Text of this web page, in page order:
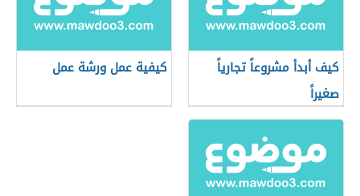
كيف أبدأ مشروعاً تجارياً
صغيراً
كيفية عمل ورشة عمل